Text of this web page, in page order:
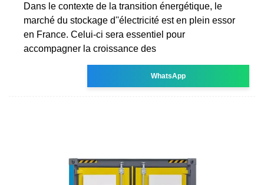
Dans le contexte de la transition énergétique, le
marché du stockage d''électricité est en plein essor
en France. Celui-ci sera essentiel pour
accompagner la croissance des
WhatsApp